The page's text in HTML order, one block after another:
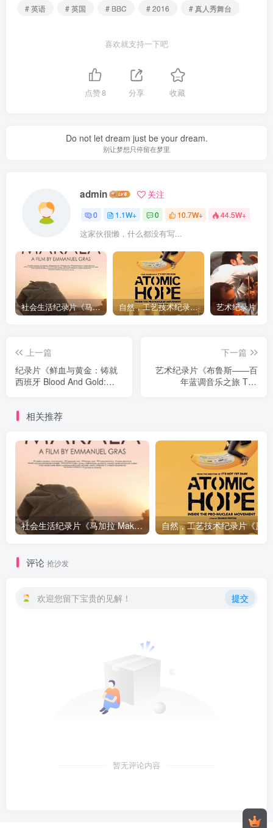
# 英语
# 英国 # BBC # 2016 # 真人秀舞台
喜欢就支持一下吧
点赞8 分享 收藏
Do not let dream just be your dream.
别让梦想只停留在梦里
admin 关注
0 1.1W+ 0 10.7W+ 44.5W+
这家伙很懒，什么都没有写...
社会生活纪录片《马加拉 Makala》下载 自然，工艺技术纪录片《原子能的希望 Atomic Hope – Inside the Pro-Nuclear Movement》下载
上一篇
纪录片《鲜血与黄金：铸就
西班牙 Blood And Gold:
下载
下一篇
艺术纪录片《布鲁斯——百
年蓝调音乐之旅 The
相关推荐
社会生活纪录片《马加拉 Makala》下载
评论 抢沙发
欢迎您留下宝贵的见解！ 提交
暂无评论内容